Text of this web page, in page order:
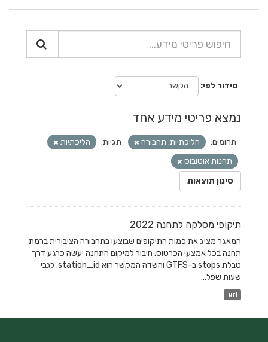
סידור לפי
נמצא פריטי מידע אחד
תחומים: הליכתיות: תחבורה תגיות:
הליכתיות
תחנות אוטובוס
סינון תוצאות
תיקופי מסלקה לתחנה 2022
המאגר מציג את כמות התיקופים שבוצעו בתחבורה הציבורית ברמת
תחנה בכל אמצעי הכרטוס. חיבור למיקום התחנה יעשה כרגע דרך
טבלת stops ב-GTFS והשדה המקשר הוא station_id. לגבי
שעות שפל...
url